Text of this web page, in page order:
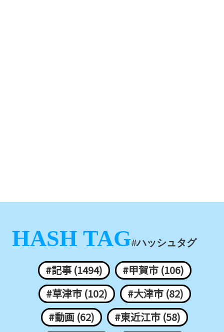
HASH TAG#ハッシュタグ
#記事 (1494)
#甲賀市 (106)
#草津市 (102)
#大津市 (82)
#動画 (62)
#東近江市 (58)